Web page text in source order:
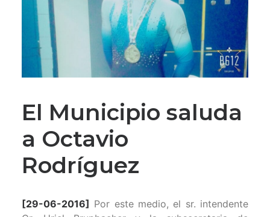
RECAUDACIONES
El Municipio saluda
a Octavio
Rodríguez
[29-06-2016] Por este medio, el sr. intendente